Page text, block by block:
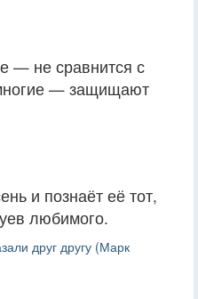
— не сравнится с
— защищают
и познаёт её тот,
любимого.
друг другу (Марк